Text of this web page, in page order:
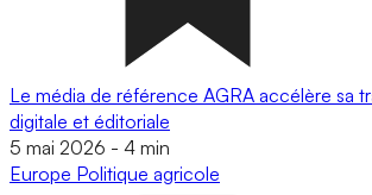
Le média de référence AGRA accélère sa
digitale et éditoriale
5 mai 2026 - 4 min
Europe Politique agricole